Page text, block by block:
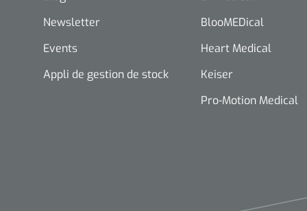
Newsletter
Events
Appli de gestion de stock
BlooMEDical
Heart Medical
Keiser
Pro-Motion Medical